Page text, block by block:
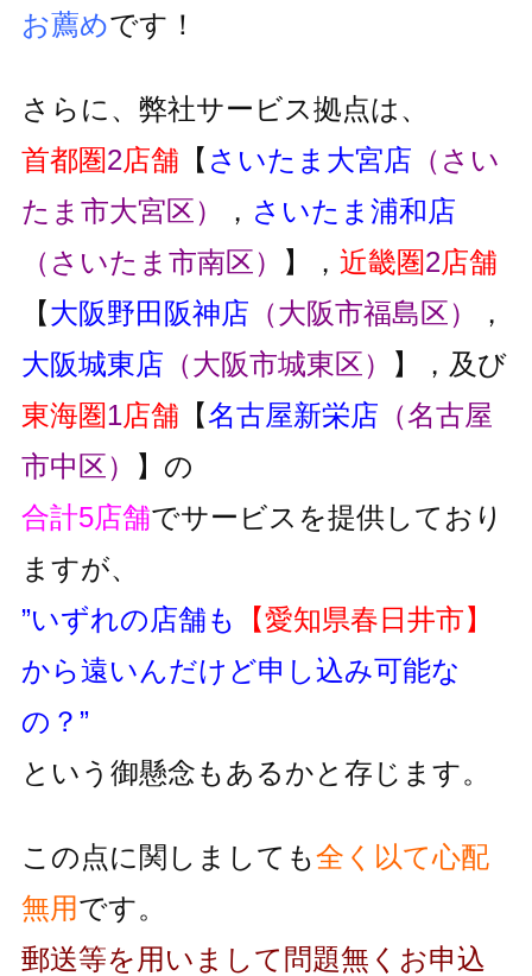
お薦めです！
さらに、弊社サービス拠点は、
首都圏2店舗 【 さいたま大宮店 （さい
たま市大宮区）
， さいたま浦和店
（さいたま市南区）
】， 近畿圏2店舗
【大阪野田阪神店 （大阪市福島区）
，
大阪城東店 （大阪市城東区）
】，及び
東海圏1店舗 【名古屋新栄店 （名古屋
市中区）
】の
合計5店舗でサービスを提供しており
ますが、
”いずれの店舗も
【愛知県春日井市】
から遠いんだけど申し込み可能な
の？”
という御懸念もあるかと存じます。
この点に関しましても全く以て心配
無用です。
郵送等を用いまして問題無くお申込